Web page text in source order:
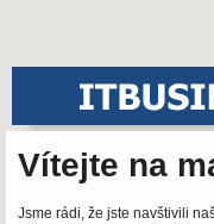
Vítejte na
Jsme rádi, že jste navštivili